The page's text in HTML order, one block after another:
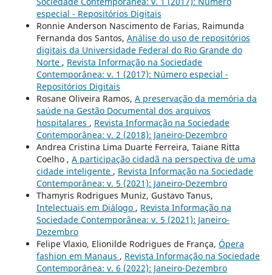
especial - Repositórios Digitais
Ronnie Anderson Nascimento de Farias, Raimunda
Fernanda dos Santos, Análise do uso de repositórios
digitais da Universidade Federal do Rio Grande do
Norte , Revista Informação na Sociedade
Contemporânea: v. 1 (2017): Número especial -
Repositórios Digitais
Rosane Oliveira Ramos, A preservação da memória da
saúde na Gestão Documental dos arquivos
hospitalares , Revista Informação na Sociedade
Contemporânea: v. 2 (2018): Janeiro-Dezembro
Andrea Cristina Lima Duarte Ferreira, Taiane Ritta
Coelho , A participação cidadã na perspectiva de uma
cidade inteligente , Revista Informação na Sociedade
Contemporânea: v. 5 (2021): Janeiro-Dezembro
Thamyris Rodrigues Muniz, Gustavo Tanus,
Intelectuais em Diálogo , Revista Informação na
Sociedade Contemporânea: v. 5 (2021): Janeiro-
Dezembro
Felipe Vlaxio, Elionilde Rodrigues de França, Ópera
fashion em Manaus , Revista Informação na Sociedade
Contemporânea: v. 6 (2022): Janeiro-Dezembro